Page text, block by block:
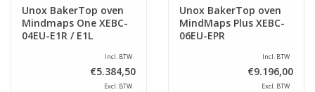
Unox BakerTop oven
Mindmaps One XEBC-
04EU-E1R / E1L
Incl. BTW
€5.384,50
Excl. BTW
Unox BakerTop oven
MindMaps Plus XEBC-
06EU-EPR
Incl. BTW
€9.196,00
Excl. BTW